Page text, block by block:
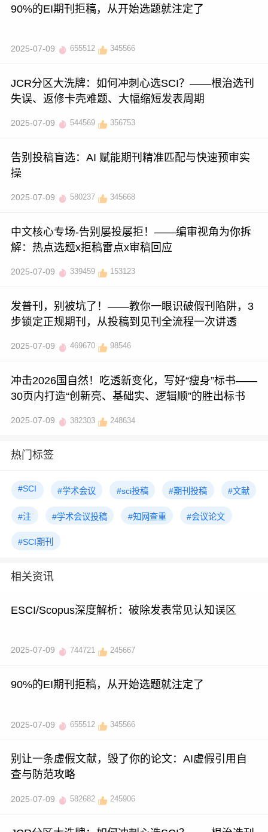
90%的EI期刊拒稿，从开始选题就注定了
2025-07-09 655512 345566
JCR分区大洗牌：如何冲刺心选SCI？——根治选刊
失误、返修卡壳难题、大幅缩短发表周期
2025-07-09 544569 356753
告别投稿盲选：AI 赋能期刊精准匹配与快速预审实
操
2025-07-09 580237 345668
中文核心专场-告别屡投屡拒！——编审视角为你拆
解：热点选题x拒稿雷点x审稿回应
2025-07-09 339459 153123
发普刊，别被坑了！——教你一眼识破假刊陷阱，3
步锁定正规期刊，从投稿到见刊全流程一次讲透
2025-07-09 469670 98546
冲击2026国自然！吃透新变化，写好“瘦身”标书——
30页内打造“创新亮、基础实、逻辑顺”的胜出标书
2025-07-09 382303 248634
热门标签
#SCI #学术会议 #sci投稿 #期刊投稿 #文献
#注 #学术会议投稿 #知网查重 #会议论文
#SCI期刊
相关资讯
ESCI/Scopus深度解析：破除发表常见认知误区
2025-07-09 744721 245667
90%的EI期刊拒稿，从开始选题就注定了
2025-07-09 655512 345566
别让一条虚假文献，毁了你的论文：AI虚假引用自
查与防范攻略
2025-07-09 582682 245906